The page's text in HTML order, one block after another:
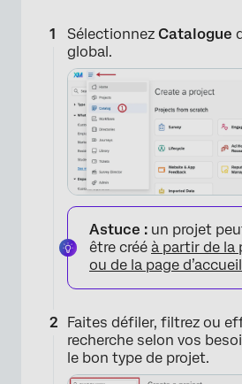
Sélectionnez Catalogue
global.
Astuce : un projet
être créé à partir de la
ou de la page d’accueil
Faites défiler, filtrez ou
recherche selon vos
le bon type de projet.